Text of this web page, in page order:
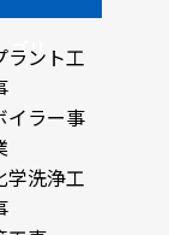
ゴリ
ラント工
イラー事
学洗浄工